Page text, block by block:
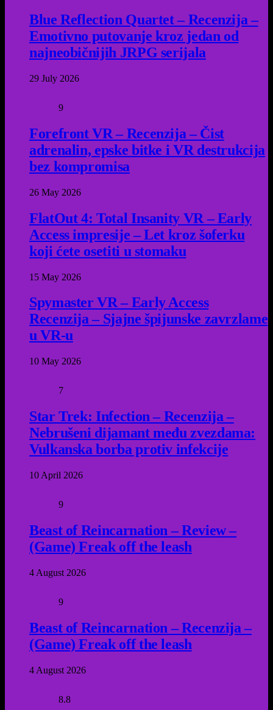
Blue Reflection Quartet – Recenzija –
Emotivno putovanje kroz jedan od
najneobičnijih JRPG serijala
29 July 2026
9
Forefront VR – Recenzija – Čist
adrenalin, epske bitke i VR destrukcija
bez kompromisa
26 May 2026
FlatOut 4: Total Insanity VR – Early
Access impresije – Let kroz šoferku
koji ćete osetiti u stomaku
15 May 2026
Spymaster VR – Early Access
Recenzija – Sjajne špijunske zavrzlame
u VR-u
10 May 2026
7
Star Trek: Infection – Recenzija –
Nebrušeni dijamant među zvezdama:
Vulkanska borba protiv infekcije
10 April 2026
9
Beast of Reincarnation – Review –
(Game) Freak off the leash
4 August 2026
9
Beast of Reincarnation – Recenzija –
(Game) Freak off the leash
4 August 2026
8.8